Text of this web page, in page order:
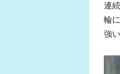
連
輪
強